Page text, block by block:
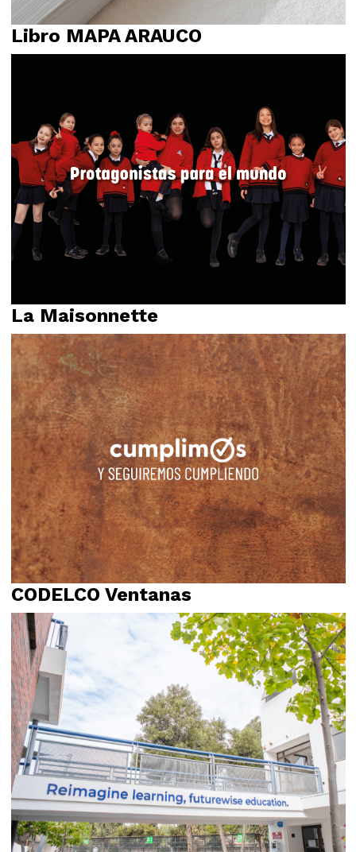
Diseño Editorial
Libro MAPA ARAUCO
Propósito
Relato
La Maisonnette
Relato
CODELCO Ventanas